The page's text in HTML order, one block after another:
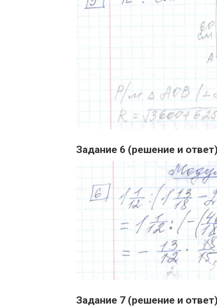
Задание 6 (решение и
Задание 7 (решение и